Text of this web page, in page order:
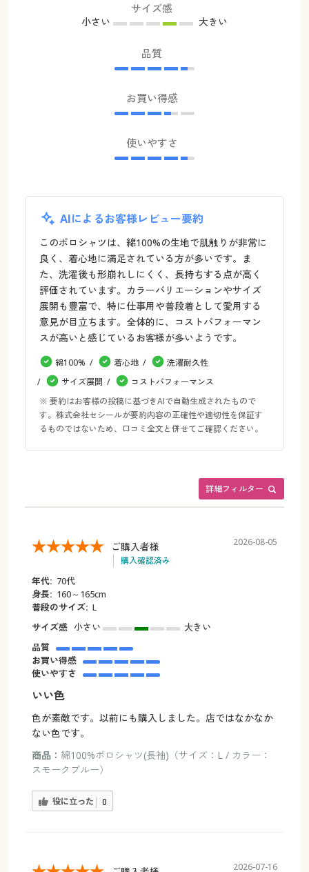
サイズ感
小さい 大きい
品質
お買い得感
使いやすさ
AIによるお客様レビュー要約
このポロシャツは、綿100%の生地で肌触りが非常に
良く、着心地に満足されている方が多いです。ま
た、洗濯後も形崩れしにくく、長持ちする点が高く
評価されています。カラーバリエーションやサイズ
展開も豊富で、特に仕事用や普段着として愛用する
意見が目立ちます。全体的に、コストパフォーマン
スが高いと感じているお客様が多いようです。
綿100% 着心地
洗濯耐久性
サイズ展開
コストパフォーマンス
※ 要約はお客様の投稿に基づきAIで自動生成されたもので
す。株式会社セシールが要約内容の正確性や適切性を保証す
るものではないため、口コミ全文と併せてご確認ください。
詳細フィルター
ご購入者様
購入確認済み
2026-08-05
年代: 70代
身長: 160～165cm
普段のサイズ: L
サイズ感 小さい
大きい
品質
お買い得感
使いやすさ
いい色
色が素敵です。以前にも購入しました。店ではなかなか
ない色です。
商品： 綿100%ポロシャツ(長袖)（サイズ：L / カラー：
スモークブルー）
役に立った 0
2026-07-16